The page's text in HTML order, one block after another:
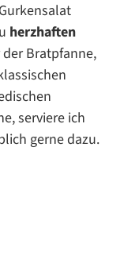
herzhaften
Bratpfanne,
serviere ich
gerne dazu.